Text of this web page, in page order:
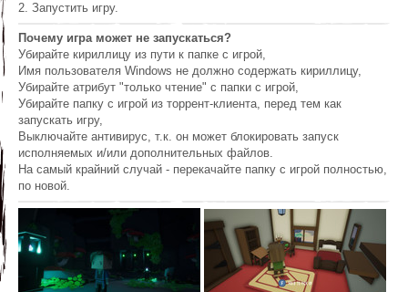
2. Запустить игру.
Почему игра может не запускаться?
Убирайте кириллицу из пути к папке с игрой,
Имя пользователя Windows не должно содержать кириллицу,
Убирайте атрибут "только чтение" с папки с игрой,
Убирайте папку с игрой из торрент-клиента, перед тем как
запускать игру,
Выключайте антивирус, т.к. он может блокировать запуск
исполняемых и/или дополнительных файлов.
На самый крайний случай - перекачайте папку с игрой полностью,
по новой.